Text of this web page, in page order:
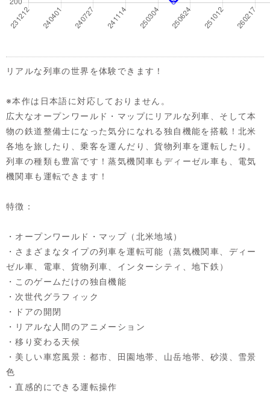
リアルな列車の世界を体験できます！
※本作は日本語に対応しておりません。
広大なオープンワールド・マップにリアルな列車、そして本
物の鉄道整備士になった気分になれる独自機能を搭載！北米
各地を旅したり、乗客を運んだり、貨物列車を運転したり。
列車の種類も豊富です！蒸気機関車もディーゼル車も、電気
機関車も運転できます！
特徴：
・オープンワールド・マップ（北米地域）
・さまざまなタイプの列車を運転可能（蒸気機関車、ディー
ゼル車、電車、貨物列車、インターシティ、地下鉄）
・このゲームだけの独自機能
・次世代グラフィック
・ドアの開閉
・リアルな人間のアニメーション
・移り変わる天候
・美しい車窓風景：都市、田園地帯、山岳地帯、砂漠、雪景
色
・直感的にできる運転操作